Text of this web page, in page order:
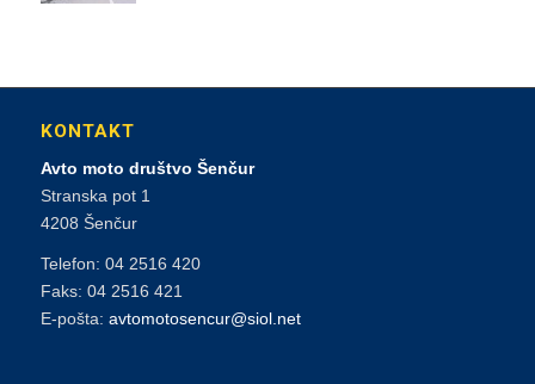
KONTAKT
Avto moto društvo Šenčur
Stranska pot 1
4208 Šenčur
Telefon: 04 2516 420
Faks: 04 2516 421
E-pošta: avtomotosencur@siol.net